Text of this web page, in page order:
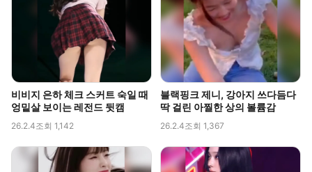
비비지 은하 체크 스커트 숙일 때
엉밑살 보이는 레전드 뒷캠
26.2.4조회 1,142
블랙핑크 제니, 강아지 쓰다듬다
딱 걸린 아찔한 상의 볼륨감
26.2.4조회 1,367